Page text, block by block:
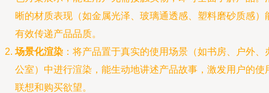
晰的材质表现（如金属光泽、玻璃通透感、塑料磨砂质感）
有效传递产品品质。
场景化渲染 ：将产品置于真实的使用场景（如书房、户外、
公室）中进行渲染，能生动地讲述产品故事，激发用户的使
联想和购买欲望。